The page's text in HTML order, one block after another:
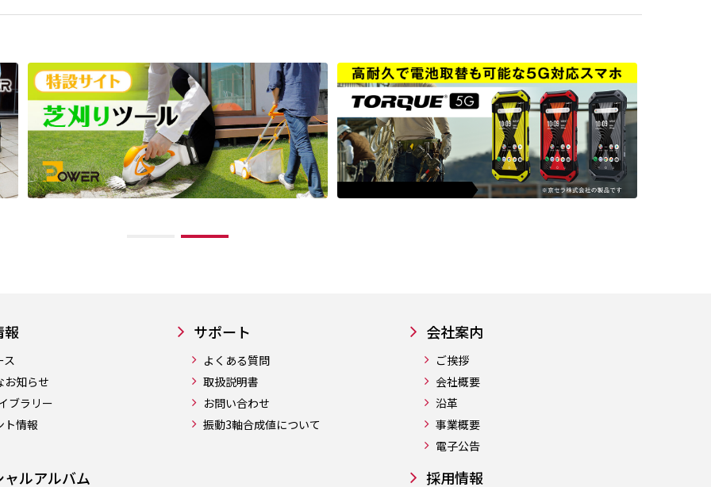
報
ス
お知らせ
ブラリー
ト情報
ルアルバム
サポート
よくある質問
取扱説明書
お問い合わせ
振動3軸合成値について
会社案内
ご挨拶
会社概要
沿革
事業概要
電子公告
採用情報